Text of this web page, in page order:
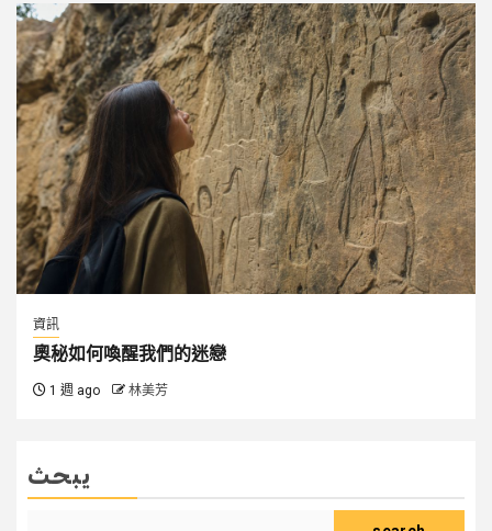
資訊
奧秘如何喚醒我們的迷戀
1 週 ago 林美芳
يبحث